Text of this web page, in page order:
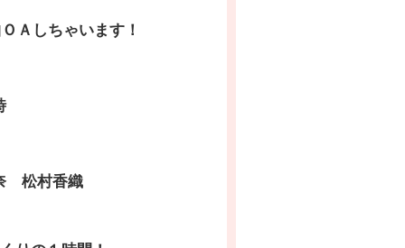
Ａしちゃいます！
松村香織